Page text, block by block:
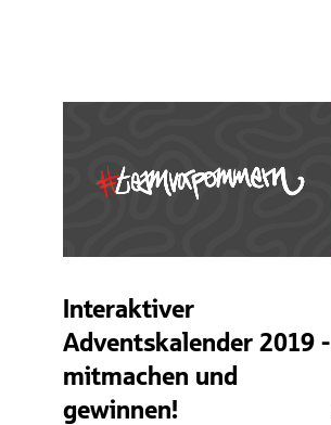
Interaktiver
Adventskalender 2019 -
mitmachen und
gewinnen!